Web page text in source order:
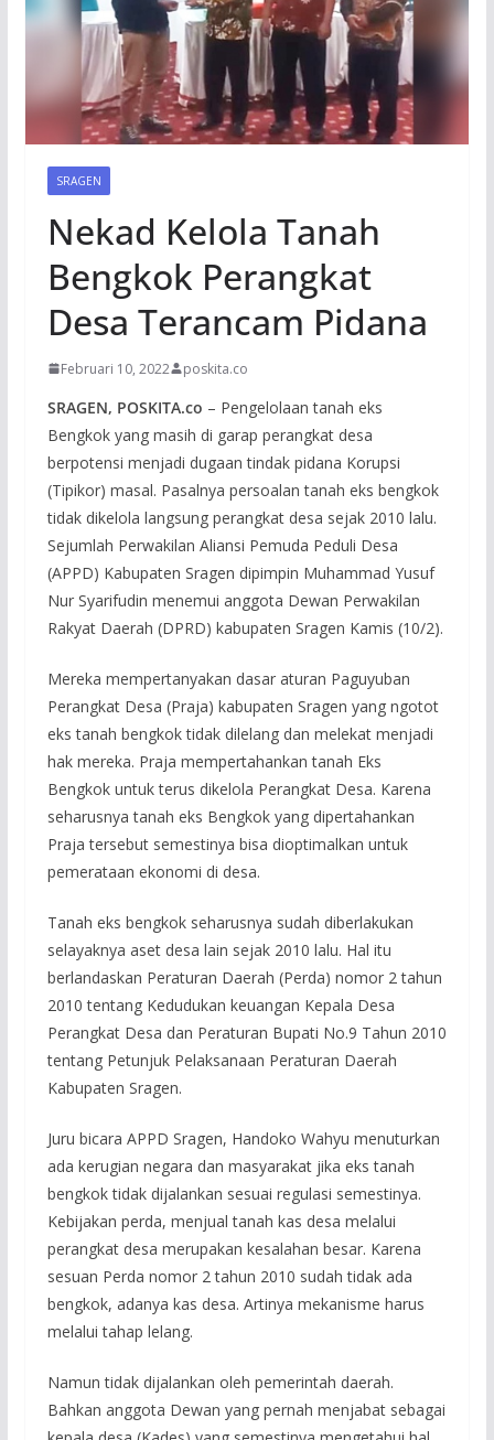
SRAGEN
Nekad Kelola Tanah
Bengkok Perangkat
Desa Terancam Pidana
Februari 10, 2022 poskita.co
SRAGEN, POSKITA.co – Pengelolaan tanah eks
Bengkok yang masih di garap perangkat desa
berpotensi menjadi dugaan tindak pidana Korupsi
(Tipikor) masal. Pasalnya persoalan tanah eks bengkok
tidak dikelola langsung perangkat desa sejak 2010 lalu.
Sejumlah Perwakilan Aliansi Pemuda Peduli Desa
(APPD) Kabupaten Sragen dipimpin Muhammad Yusuf
Nur Syarifudin menemui anggota Dewan Perwakilan
Rakyat Daerah (DPRD) kabupaten Sragen Kamis (10/2).
Mereka mempertanyakan dasar aturan Paguyuban
Perangkat Desa (Praja) kabupaten Sragen yang ngotot
eks tanah bengkok tidak dilelang dan melekat menjadi
hak mereka. Praja mempertahankan tanah Eks
Bengkok untuk terus dikelola Perangkat Desa. Karena
seharusnya tanah eks Bengkok yang dipertahankan
Praja tersebut semestinya bisa dioptimalkan untuk
pemerataan ekonomi di desa.
Tanah eks bengkok seharusnya sudah diberlakukan
selayaknya aset desa lain sejak 2010 lalu. Hal itu
berlandaskan Peraturan Daerah (Perda) nomor 2 tahun
2010 tentang Kedudukan keuangan Kepala Desa
Perangkat Desa dan Peraturan Bupati No.9 Tahun 2010
tentang Petunjuk Pelaksanaan Peraturan Daerah
Kabupaten Sragen.
Juru bicara APPD Sragen, Handoko Wahyu menuturkan
ada kerugian negara dan masyarakat jika eks tanah
bengkok tidak dijalankan sesuai regulasi semestinya.
Kebijakan perda, menjual tanah kas desa melalui
perangkat desa merupakan kesalahan besar. Karena
sesuan Perda nomor 2 tahun 2010 sudah tidak ada
bengkok, adanya kas desa. Artinya mekanisme harus
melalui tahap lelang.
Namun tidak dijalankan oleh pemerintah daerah.
Bahkan anggota Dewan yang pernah menjabat sebagai